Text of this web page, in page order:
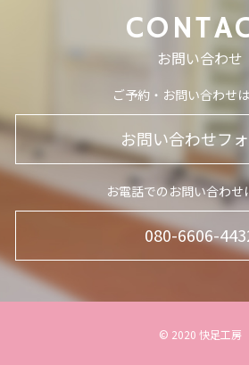
お問い合わせ
ご予約・お問い合わせ
お問い合わせフ
お電話でのお問い合わせ
080-6606-
© 2020 快足工房